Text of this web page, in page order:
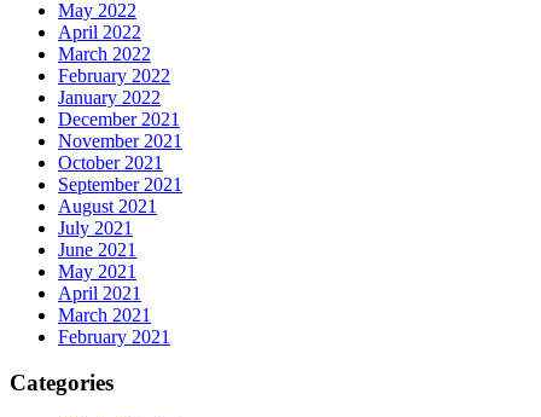
May 2022
April 2022
March 2022
February 2022
January 2022
December 2021
November 2021
October 2021
September 2021
August 2021
July 2021
June 2021
May 2021
April 2021
March 2021
February 2021
Categories